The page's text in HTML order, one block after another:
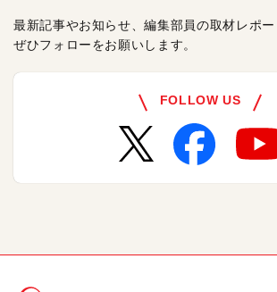
最新記事やお知らせ、編集部員の取材レポー
ぜひフォローをお願いします。
FOLLOW US